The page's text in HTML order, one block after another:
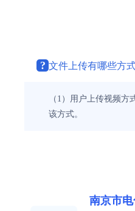
? 文件上传有哪些方
（1）用户上传视频
该方式。
南京市